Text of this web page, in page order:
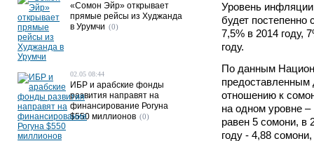
Уровень
будет постепенно
7,5% в 2014 году,
году.
По данным
предоставленным
отношению к
на одном уровне –
равен 5 сомони, в
году - 4,88
«Сомон Эйр» открывает
прямые рейсы из Худжанда
в Урумчи (0)
02.05 08:44
ИБР и арабские фонды
развития направят на
финансирование Рогуна
$550 миллионов (0)